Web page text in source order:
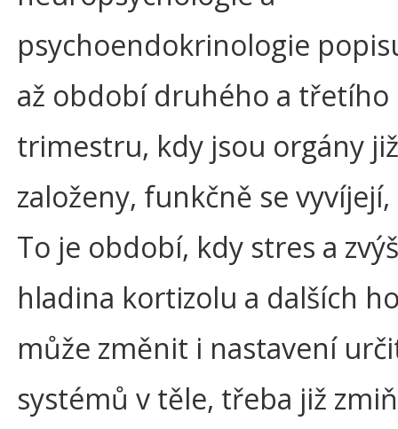
psychoendokrinologie
až období druhého a třetího
trimestru, kdy jsou orgány již
založeny, funkčně se
To je období, kdy stres a
hladina kortizolu a dalších
může změnit i nastavení
systémů v těle, třeba již